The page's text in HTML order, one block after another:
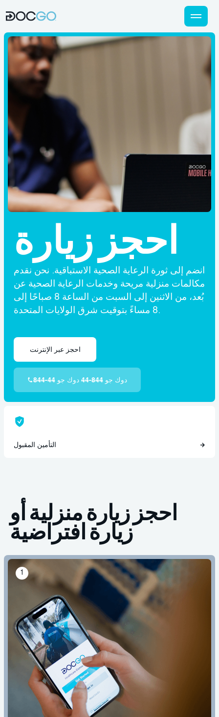
احجز زيارة
انضم إلى ثورة الرعاية الصحية الاستباقية. نحن نقدم
مكالمات منزلية مريحة وخدمات الرعاية الصحية عن
بُعد، من الاثنين إلى السبت من الساعة 8 صباحًا إلى
8 مساءً بتوقيت شرق الولايات المتحدة.
احجز عبر الإنترنت
844-44 دوك جو 844-44 دوك جو
التأمين المقبول
احجز زيارة منزلية أو
زيارة افتراضية
1